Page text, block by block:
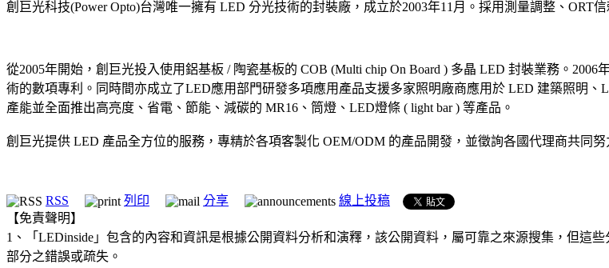
創巨光科技(Power Opto)台灣唯一擁有 LED 分光技術的封裝廠，成立於2003年11月。採用測量調整、ORT
從2005年開始，創巨光投入使用鋁基板 / 陶瓷基板的 COB (Multi chip On Board ) 多晶 LED 封裝業務。
術的數項專利。同時間亦成立了LED應用部門研發多項應用產品支援多家照明廠商應用於 LED 建築照明
產能並全面推出高亮度、省電、節能、減碳的 MR16、筒燈、LED燈條 ( light bar ) 等產品。
創巨光提供 LED 產品全方位的服務，專精於各項客製化 OEM/ODM 的產品開發，並徵詢各國代理商共同努
RSS 列印 分享
線上投稿
【免責聲明】
1、「LEDinside」包含的內容和資訊是根據公開資料分析和演釋，該公開資料，屬可靠之來源搜集，但這
部分之錯誤或疏失。